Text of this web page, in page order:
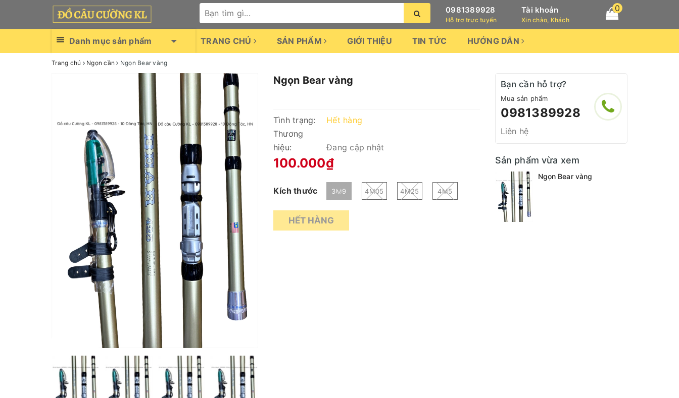
0981389928
Hỗ trợ trực tuyến
Tài khoản
Xin chào, Khách
0
Danh mục sản phẩm TRANG CHỦ SẢN PHẨM GIỚI THIỆU TIN TỨC HƯỚNG DẪN
Trang chủ Ngọn cần Ngọn Bear vàng
Ngọn Bear vàng
Tình trạng:
Hết hàng
Thương
hiệu:
Đang cập nhật
100.000₫
Kích thước 3M9 4M05 4M25 4M5
HẾT HÀNG
Bạn cần hỗ trợ?
Mua sản phẩm
0981389928
Liên hệ
Sản phẩm vừa xem
Ngọn Bear vàng